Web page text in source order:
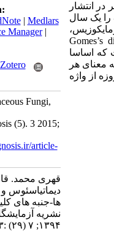
9 سال تاخیر در انتشار
را یک سال
Gomes’s
که اساسا
معنای هر
از واژه
| Medlars
Manager|
Zotero
Fungi,
(5). 3 2015;
article-
قهری محمد.
دیماتیاسئوس
ها-جنبه های
نشریه
۱۳۹۴; ۷ (۲۹) :۲۳-۳۲